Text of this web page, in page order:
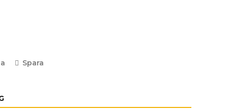
Spara